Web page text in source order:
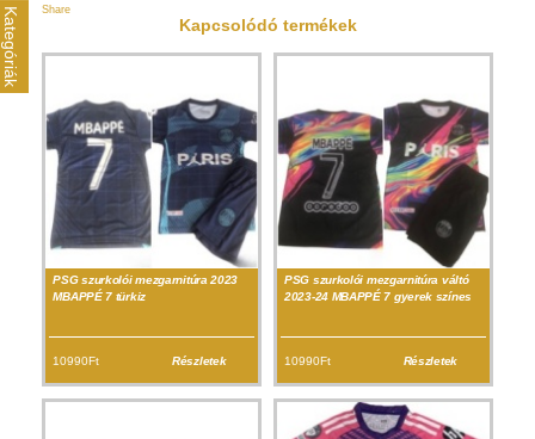
Kategóriák Share
Kapcsolódó termékek
PSG szurkolói mezgarnitúra 2023
MBAPPÉ 7 türkiz
10990Ft Részletek
PSG szurkolói mezgarnitúra váltó
2023-24 MBAPPÉ 7 gyerek színes
10990Ft Részletek